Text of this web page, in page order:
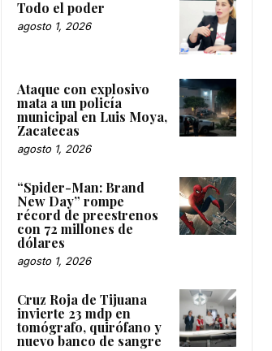
Todo el poder
agosto 1, 2026
Ataque con explosivo
mata a un policía
municipal en Luis Moya,
Zacatecas
agosto 1, 2026
“Spider-Man: Brand
New Day” rompe
récord de preestrenos
con 72 millones de
dólares
agosto 1, 2026
Cruz Roja de Tijuana
invierte 23 mdp en
tomógrafo, quirófano y
nuevo banco de sangre